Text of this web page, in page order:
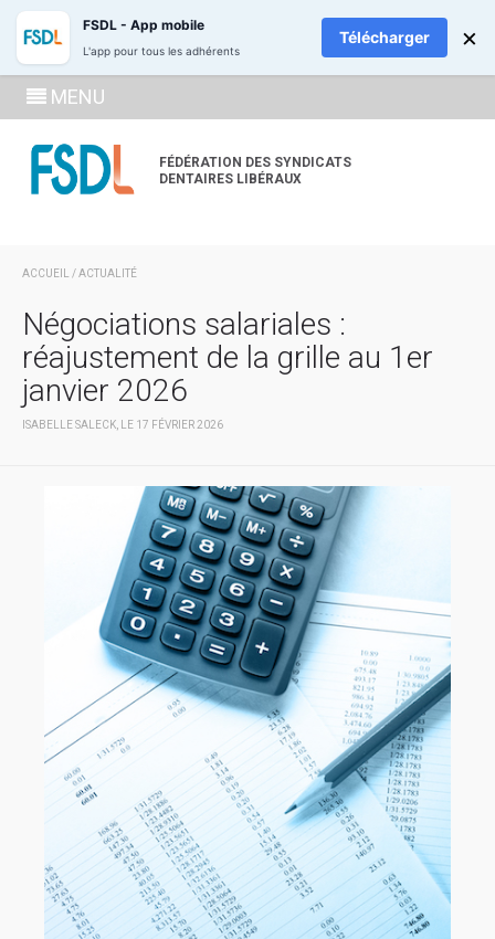
FÉDÉRATION DES SYNDICATS
DENTAIRES LIBÉRAUX
ADHÉREZ
MENU
ACCUEIL /ACTUALITÉ
Négociations salariales :
réajustement de la grille au 1er
janvier 2026
ISABELLE SALECK, LE 17 FÉVRIER 2026
FSDL - App mobile
L'app pour tous les adhérents
Télécharger ×